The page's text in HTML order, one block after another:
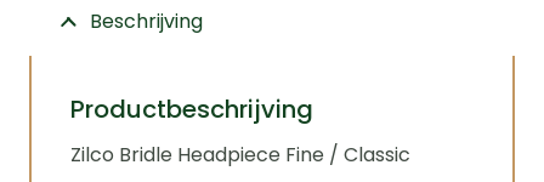
Beschrijving
Productbeschrijving
Zilco Bridle Headpiece Fine / Classic